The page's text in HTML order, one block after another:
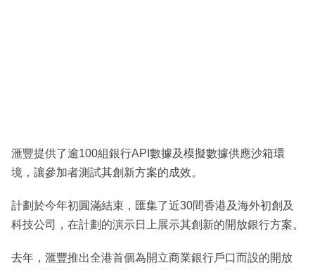
滙豐提供了逾100組銀行API數據及模擬數據供應沙箱環
境，讓參加者測試其創新方案的成效。
計劃於今年初圓滿結束，匯集了近30間香港及海外初創及
科技公司，在計劃的演示日上展示其創新的開放銀行方案。
去年，滙豐推出全港首個為開立商業銀行戶口而設的開放